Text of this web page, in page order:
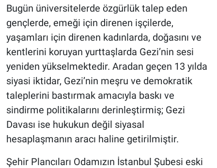
Bugün üniversitelerde özgürlük talep eden
gençlerde, emeği için direnen işçilerde,
yaşamları için direnen kadınlarda, doğasını ve
kentlerini koruyan yurttaşlarda Gezi’nin sesi
yeniden yükselmektedir. Aradan geçen 13 yılda
siyasi iktidar, Gezi’nin meşru ve demokratik
taleplerini bastırmak amacıyla baskı ve
sindirme politikalarını derinleştirmiş; Gezi
Davası ise hukukun değil siyasal
hesaplaşmanın aracı haline getirilmiştir.
Şehir Plancıları Odamızın İstanbul Şubesi eski